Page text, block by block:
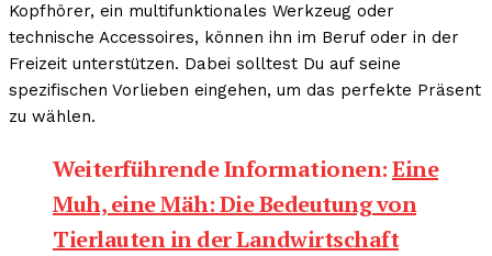
Kopfhörer, ein multifunktionales Werkzeug oder
technische Accessoires, können ihn im Beruf oder in der
Freizeit unterstützen. Dabei solltest Du auf seine
spezifischen Vorlieben eingehen, um das perfekte Präsent
zu wählen.
Weiterführende Informationen:Eine
Muh, eine Mäh: Die Bedeutung von
Tierlauten in der Landwirtschaft